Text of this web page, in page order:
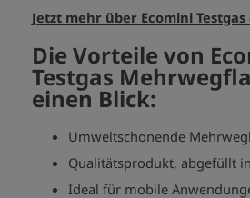
Jetzt mehr über Ecomini
Die Vorteile von
Testgas
einen Blick:
Umweltschonende
Qualitätsprodukt, abgefüllt
Ideal für mobile